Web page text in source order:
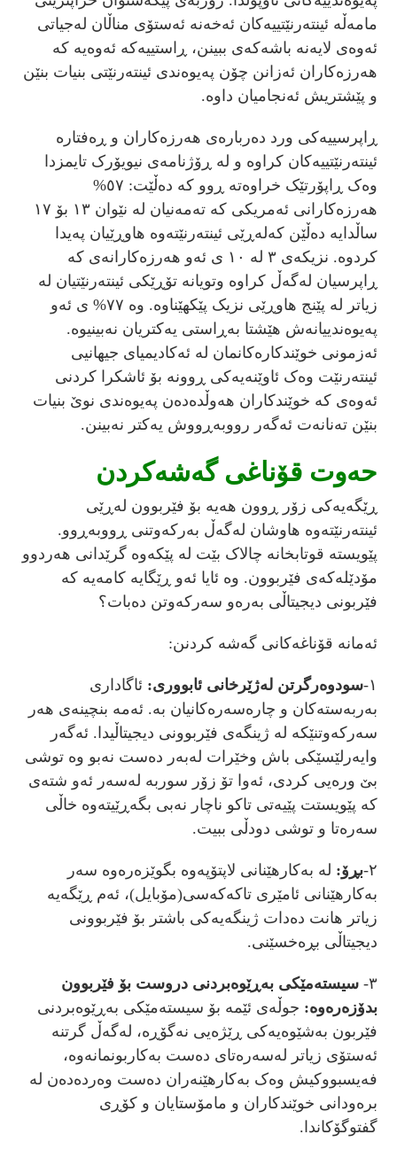
مامەڵە ئینتەرنێتییەکان ئەخەنە ئەستۆی مناڵان لەجیاتی
ئەوەی لایەنە باشەکەی ببینن، ڕاستییەکە ئەوەیە کە
هەرزەکاران ئەزانن چۆن پەیوەندی ئینتەرنێتی بنیات بنێن
و پێشتریش ئەنجامیان داوە.
ڕاپرسییەکی ورد دەربارەی هەرزەکاران و ڕەفتارە
ئینتەرنێتییەکان کراوە و لە ڕۆژنامەی نیویۆرک تایمزدا
وەک ڕاپۆرتێک خراوەتە ڕوو کە دەڵێت: ٥٧%
هەرزەکارانی ئەمریکی کە تەمەنیان لە نێوان ١٣ بۆ ١٧
ساڵدایە دەڵێن کەلەڕێی ئینتەرنێتەوە هاوڕێیان پەیدا
کردوە. نزیکەی ٣ لە ١٠ ی ئەو هەرزەکارانەی کە
ڕاپرسیان لەگەڵ کراوە وتویانە تۆڕێکی ئینتەرنێتیان لە
زیاتر لە پێنج هاوڕێی نزیک پێکهێناوە. وە ٧٧% ی ئەو
پەیوەندییانەش هێشتا بەڕاستی یەکتریان نەبینیوە.
ئەزمونی خوێندکارەکانمان لە ئەکادیمیای جیهانیی
ئینتەرنێت وەک ئاوێنەیەکی ڕوونە بۆ ئاشکرا کردنی
ئەوەی کە خوێندکاران هەوڵدەدەن پەیوەندی نوێ بنیات
بنێن تەنانەت ئەگەر رووبەڕووش یەکتر نەبینن.
‌حەوت قۆنا‌غی گەشەکردن
ڕێگەیەکی زۆر ڕوون هەیە بۆ فێربوون لەڕێی
ئینتەرنێتەوە هاوشان لەگەڵ بەرکەوتنی ڕووبەڕوو.
پێویستە قوتابخانە چالاک بێت لە پێکەوە گرێدانی هەردوو
مۆدێلەکەی فێربوون. وە ئایا ئەو ڕێگایە کامەیە کە
فێربونی دیجیتاڵی بەرەو سەرکەوتن دەبات؟
ئەمانە قۆناغەکانی گەشە کردنن:
١- سودوەرگرتن لەژێرخانی ئابووری: ئاگاداری
بەربەستەکان و چارەسەرەکانیان بە. ئەمە بنچینەی هەر
سەرکەوتنێکە لە ژینگەی فێربوونی دیجیتاڵیدا. ئەگەر
وایەرلێسێکی باش وخێرات لەبەر دەست نەبو وە توشی
بێ ورەیی کردی، ئەوا تۆ زۆر سوربە لەسەر ئەو شتەی
کە پێویستت پێیەتی تاکو ناچار نەبی بگەڕێیتەوە خاڵی
سەرەتا و توشی دودڵی ببیت.
٢- بڕۆ: لە بەکارهێنانی لاپتۆپەوە بگوێزەرەوە سەر
بەکارهێنانی ئامێری تاکەکەسی(مۆبایل)، ئەم ڕێگەیە
زیاتر هانت دەدات ژینگەیەکی باشتر بۆ فێربوونی
دیجیتاڵی بڕەخسێنی.
٣- سیستەمێکی بەڕێوەبردنی دروست بۆ فێربوون
بدۆزەرەوە: جوڵەی ئێمە بۆ سیستەمێکی بەڕێوەبردنی
فێربون بەشێوەیەکی ڕێژەیی نەگۆڕە، لەگەڵ گرتنە
ئەستۆی زیاتر لەسەرەتای دەست بەکاربونمانەوە،
فەیسبووکیش وەک بەکارهێنەران دەست وەردەدەن لە
برەودانی خوێندکاران و مامۆستایان و کۆڕی
گفتوگۆکاندا.